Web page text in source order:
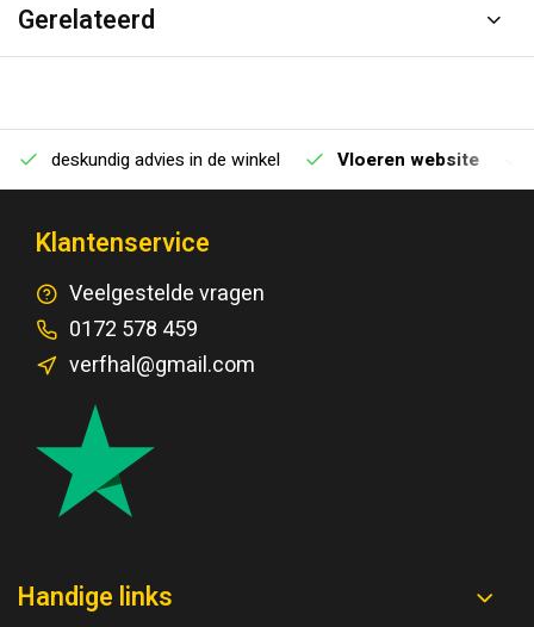
Gerelateerd
deskundig advies in de winkel Vloeren website
Klantenservice
Veelgestelde vragen
0172 578 459
verfhal@gmail.com
Handige links